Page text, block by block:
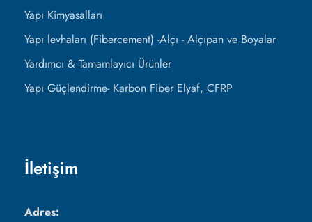
Yapı Kimyasalları
Yapı levhaları (Fibercement) -Alçı - Alçıpan ve Boyalar
Yardımcı & Tamamlayıcı Ürünler
Yapı Güçlendirme- Karbon Fiber Elyaf, CFRP
İletişim
Adres: